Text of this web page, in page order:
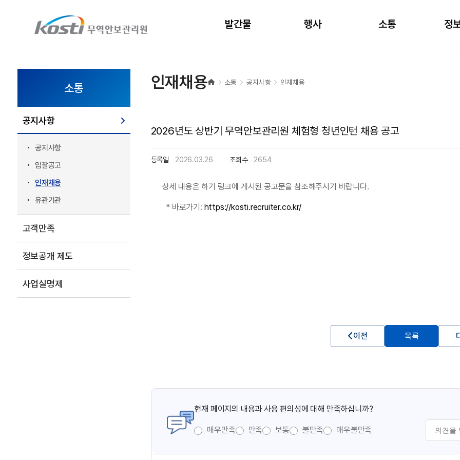
KOSTI 메인 페이지로 이동 발간물 행사 소통 정
인재채용 소통 공지사항 인재채용
2026년도 상반기 무역안보관리원 체험형 청년인턴 채용 공고
등록일 2026.03.26 조회수 2654
상세 내용은 하기 링크에 게시된 공고문을 참조해주시기 바랍니다.
* 바로가기: https://kosti.recruiter.co.kr/
이전 목록
소통
공지사항
공지사항
입찰공고
인재채용
유관기관
고객만족
정보공개 제도
사업실명제
현재 페이지의 내용과 사용 편의성에 대해 만족하십니까?
매우만족 만족 보통 불만족 매우불만족